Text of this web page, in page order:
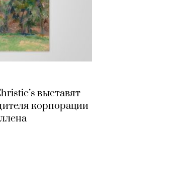
выставят
корпорации